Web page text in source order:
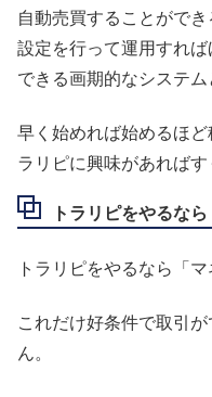
自動売買することがで
設定を行って運用すれ
できる画期的なシステム
早く始めれば始めるほ
ラリピに興味があればす
トラリピをやるな
トラリピをやるなら「
これだけ好条件で取引
ん。